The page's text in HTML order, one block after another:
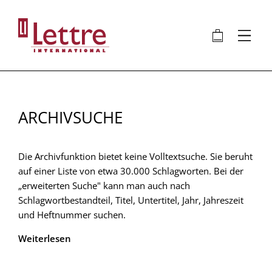
Inhalt
🛍 ⋮
ARCHIVSUCHE
Die Archivfunktion bietet keine Volltextsuche. Sie beruht
auf einer Liste von etwa 30.000 Schlagworten. Bei der
„erweiterten Suche" kann man auch nach
Schlagwortbestandteil, Titel, Untertitel, Jahr, Jahreszeit
und Heftnummer suchen.
Weiterlesen